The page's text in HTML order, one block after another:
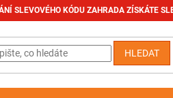
SLEVOVÉHO KÓDU ZAHRADA ZÍSKÁTE
HLEDAT